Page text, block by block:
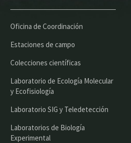
Oficina de Coordinación
Estaciones de campo
Colecciones científicas
Laboratorio de Ecología Molecular
y Ecofisiología
Laboratorio SIG y Teledetección
Laboratorios de Biología
Experimental